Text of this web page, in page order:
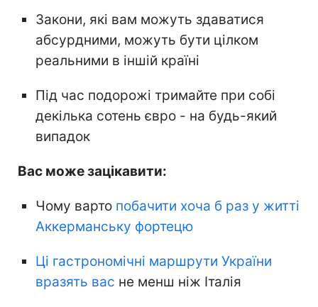
Закони, які вам можуть здаватися
абсурдними, можуть бути цілком
реальними в іншій країні
Під час подорожі тримайте при собі
декілька сотень євро - на будь-який
випадок
Вас може зацікавити:
Чому варто побачити хоча б раз у житті
Аккерманську фортецю
Ці гастрономічні маршрути України
вразять вас не менш ніж Італія